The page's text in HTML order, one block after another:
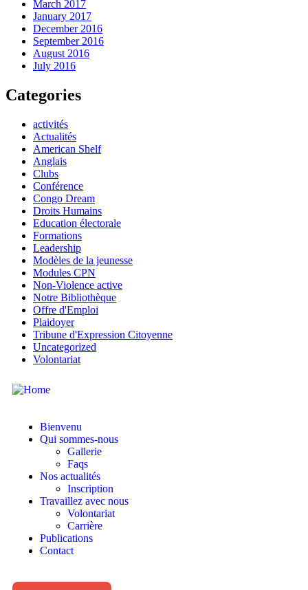
March 2017
January 2017
December 2016
September 2016
August 2016
July 2016
Categories
activités
Actualités
American Shelf
Anglais
Clubs
Conférence
Congo Dream
Droits Humains
Education électorale
Formations
Leadership
Modèles de la jeunesse
Modules CPN
Non-Violence active
Notre Bibliothèque
Offre d'Emploi
Plaidoyer
Tribune d'Expression Citoyenne
Uncategorized
Volontariat
Bienvenu
Qui sommes-nous
Gallerie
Faqs
Nos actualités
Inscription
Travaillez avec nous
Volontariat
Carrière
Publications
Contact